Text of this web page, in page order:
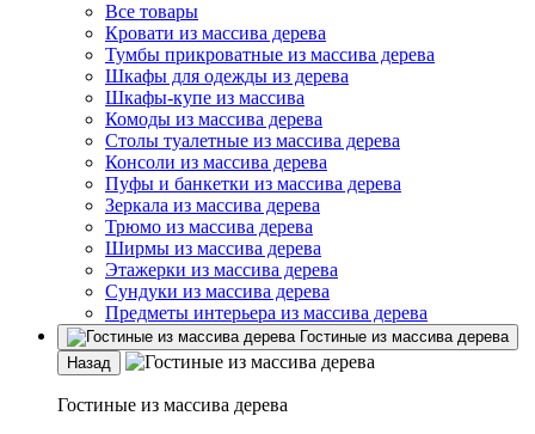
Все товары
Кровати из массива дерева
Тумбы прикроватные из массива дерева
Шкафы для одежды из дерева
Шкафы-купе из массива
Комоды из массива дерева
Столы туалетные из массива дерева
Консоли из массива дерева
Пуфы и банкетки из массива дерева
Зеркала из массива дерева
Трюмо из массива дерева
Ширмы из массива дерева
Этажерки из массива дерева
Сундуки из массива дерева
Предметы интерьера из массива дерева
Гостиные из массива дерева
Назад
Гостиные из массива дерева